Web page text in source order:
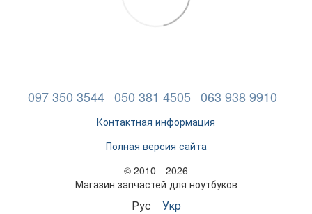
097 350 3544 050 381 4505 063 938 9910
Контактная информация
Полная версия сайта
© 2010—2026
Магазин запчастей для ноутбуков
Рус Укр